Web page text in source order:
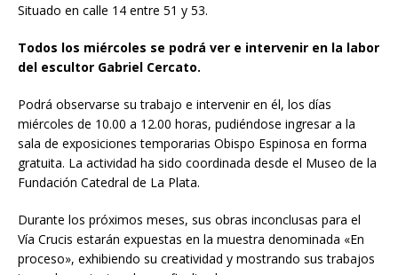
Situado en calle 14 entre 51 y 53.
Todos los miércoles se podrá ver e intervenir en la labor
del escultor Gabriel Cercato.
Podrá observarse su trabajo e intervenir en él, los días
miércoles de 10.00 a 12.00 horas, pudiéndose ingresar a la
sala de exposiciones temporarias Obispo Espinosa en forma
gratuita. La actividad ha sido coordinada desde el Museo de la
Fundación Catedral de La Plata.
Durante los próximos meses, sus obras inconclusas para el
Vía Crucis estarán expuestas en la muestra denominada «En
proceso», exhibiendo su creatividad y mostrando sus trabajos